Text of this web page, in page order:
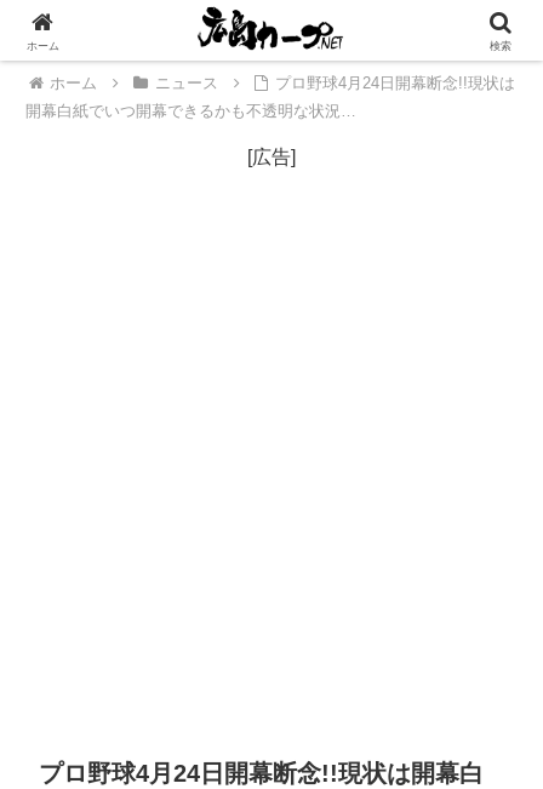
[広告]
ホーム ニュース
プロ野球4月24日開幕断念!!現状は
開幕白紙でいつ開幕できるかも不透明な状況…
[広告]
プロ野球4月24日開幕断念!!現状は開幕白
ホーム 検索